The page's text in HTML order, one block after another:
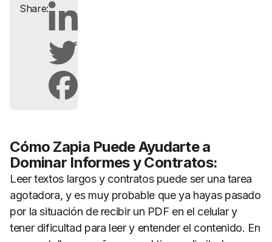
Share:
Cómo Zapia Puede Ayudarte a
Dominar Informes y Contratos:
Leer textos largos y contratos puede ser una tarea
agotadora, y es muy probable que ya hayas pasado
por la situación de recibir un PDF en el celular y
tener dificultad para leer y entender el contenido. En